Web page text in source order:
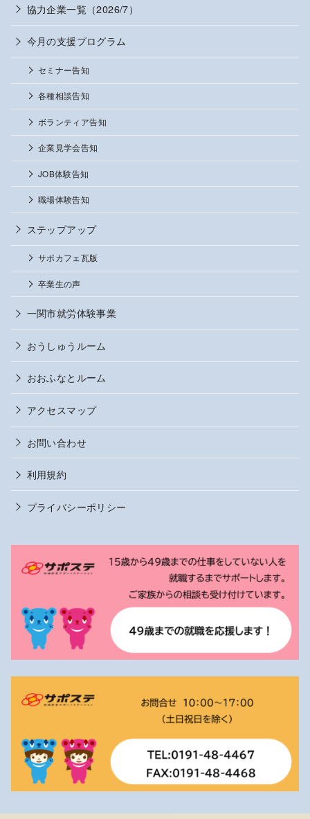
協力企業一覧（2026/7）
今月の支援プログラム
セミナー告知
各種相談告知
ボランティア告知
企業見学会告知
JOB体験告知
職場体験告知
ステップアップ
サポカフェ瓦版
卒業生の声
一関市就労体験事業
おうしゅうルーム
おおふなとルーム
アクセスマップ
お問い合わせ
利用規約
プライバシーポリシー